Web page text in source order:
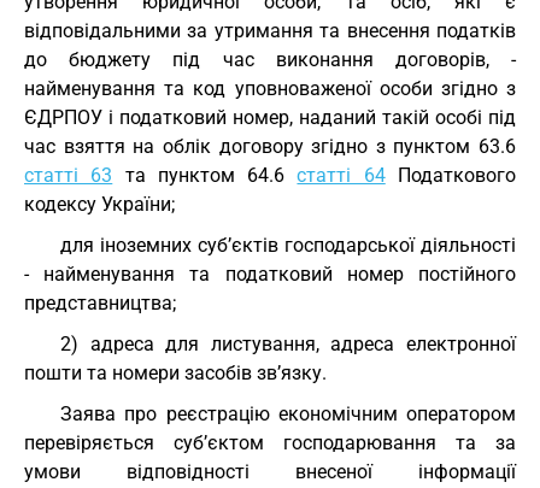
відповідальними за утримання та внесення податків
до бюджету під час виконання договорів, -
найменування та код уповноваженої особи згідно з
ЄДРПОУ і податковий номер, наданий такій особі під
час взяття на облік договору згідно з пунктом 63.6
статті 63 та пунктом 64.6статті 64Податкового
кодексу України;
для іноземних суб’єктів господарської діяльності
- найменування та податковий номер постійного
представництва;
2) адреса для листування, адреса електронної
пошти та номери засобів зв’язку.
Заява про реєстрацію економічним оператором
перевіряється суб’єктом господарювання та за
умови відповідності внесеної інформації